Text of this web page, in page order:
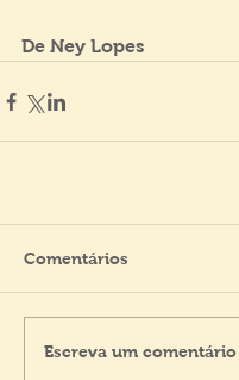
De Ney Lopes
Comentários
Escreva um comentário